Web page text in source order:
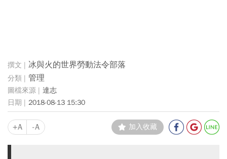
冰與火的世界勞動法令部落
管理
達志
2018-08-13 15:30
+A -A 加入收藏